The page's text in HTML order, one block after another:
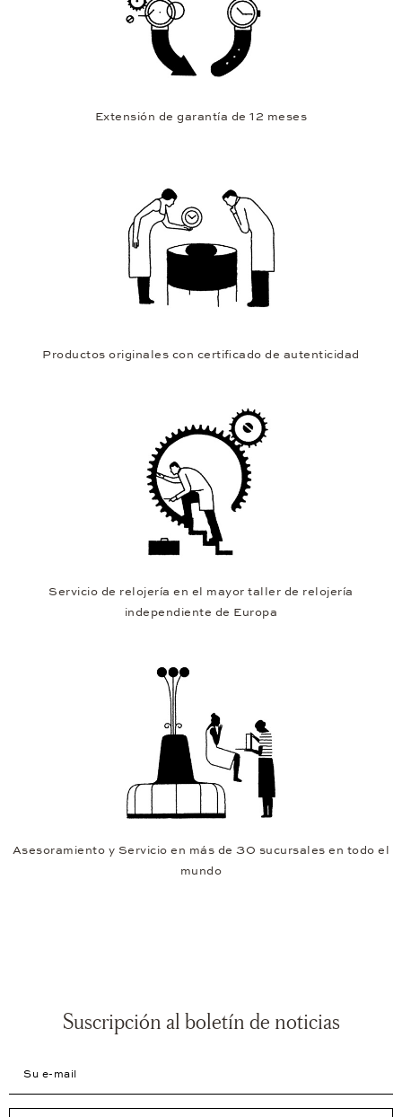
Extensión de garantía de 12 meses
Productos originales con certificado de autenticidad
Servicio de relojería en el mayor taller de relojería
independiente de Europa
Asesoramiento y Servicio en más de 30 sucursales en todo el
mundo
Suscripción al boletín de noticias